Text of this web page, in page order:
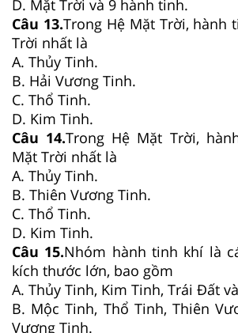
D. Mặt Trời và 9 hành tinh.
Câu 13.Trong Hệ Mặt Trời, hành
Trời nhất là
A. Thủy Tinh.
B. Hải Vương Tinh.
C. Thổ Tinh.
D. Kim Tinh.
Câu 14.Trong Hệ Mặt Trời,
Mặt Trời nhất là
A. Thủy Tinh.
B. Thiên Vương Tinh.
C. Thổ Tinh.
D. Kim Tinh.
Câu 15.Nhóm hành tinh khí là
kích thước lớn, bao gồm
A. Thủy Tinh, Kim Tinh, Trái Đất
B. Mộc Tinh, Thổ Tinh, Thiên
Vương Tinh.